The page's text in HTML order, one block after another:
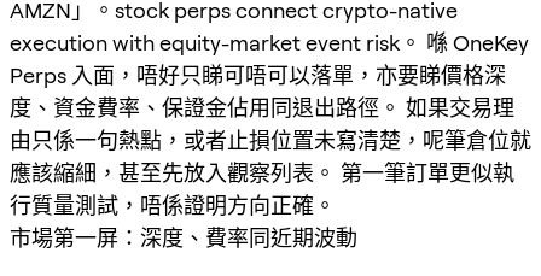
AMZN」。stock perps connect crypto-native
execution with equity-market event risk。 喺 OneKey
Perps 入面，唔好只睇可唔可以落單，亦要睇價格深
度、資金費率、保證金佔用同退出路徑。 如果交易理
由只係一句熱點，或者止損位置未寫清楚，呢筆倉位就
應該縮細，甚至先放入觀察列表。 第一筆訂單更似執
行質量測試，唔係證明方向正確。
市場第一屏：深度、費率同近期波動